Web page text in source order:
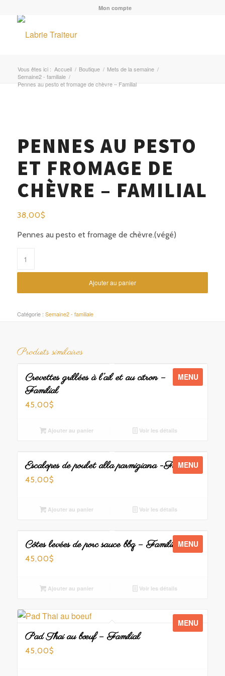
Mon compte
Vous êtes ici : Accueil / Boutique / Mets de la semaine /
Semaine2 - familiale /
Pennes au pesto et fromage de chèvre – Familial
PENNES AU PESTO
ET FROMAGE DE
CHÈVRE – FAMILIAL
38,00$
Pennes au pesto et fromage de chèvre.(végé)
Ajouter au panier
Catégorie : Semaine2 - familiale
Produits similaires
MENU
Crevettes grillées à l’ail et au citron –
Familial
45,00$
Ajouter au panier Voir les détails
MENU
Escalopes de poulet alla parmigiana -Familial
45,00$
Ajouter au panier Voir les détails
MENU
Côtes levées de porc sauce bbq – Familial
45,00$
Ajouter au panier Voir les détails
MENU
Pad Thai au bœuf – Familial
45,00$